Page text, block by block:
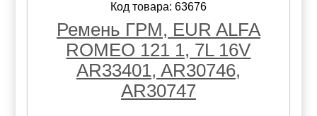
Код товара: 63676
Ремень ГРМ, EUR ALFA
ROMEO 121 1, 7L 16V
AR33401, AR30746,
AR30747